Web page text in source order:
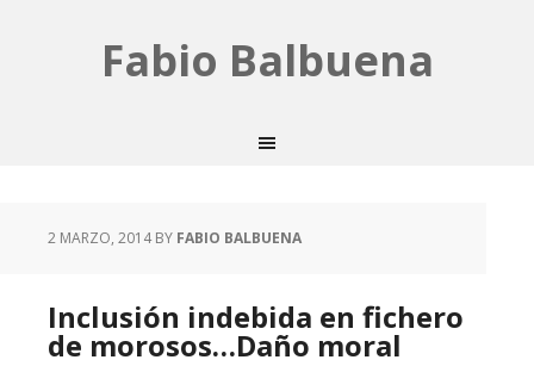
Fabio Balbuena
2 MARZO, 2014BY FABIO BALBUENA
Inclusión indebida en fichero
de morosos…Daño moral